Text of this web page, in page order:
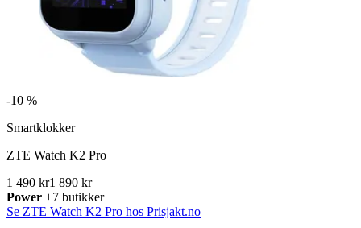
-10 %
Smartklokker
ZTE Watch K2 Pro
1 490 kr1 890 kr
Power +7 butikker
Se ZTE Watch K2 Pro hos Prisjakt.no